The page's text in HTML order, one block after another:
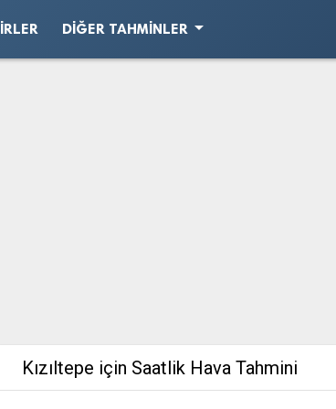
DIĞER TAHMINLERarrow_drop_down
Kızıltepe için Saatlik Hava Tahmini